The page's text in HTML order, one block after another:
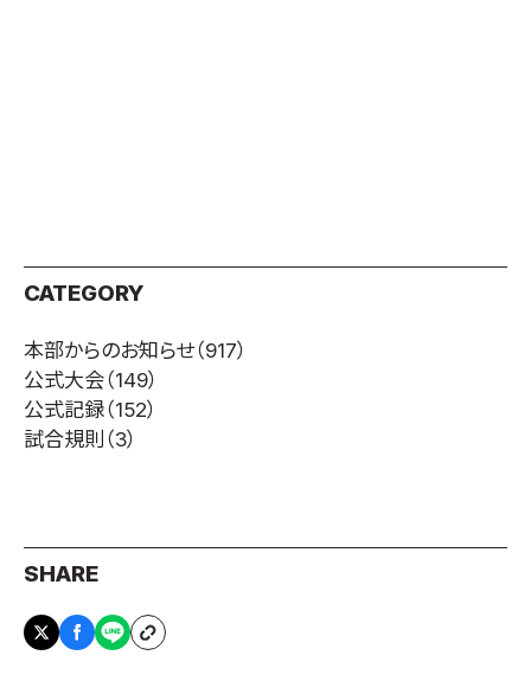
CATEGORY
本部からのお知らせ（917）
公式大会（149）
公式記録（152）
試合規則 （3）
SHARE